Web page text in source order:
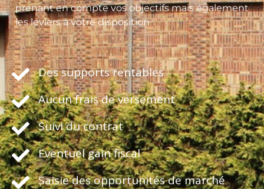
prenant en compte vos objectifs mais également
les leviers à votre disposition
Des supports rentables
Aucun frais de versement
Suivi du contrat
Eventuel gain fiscal
Saisie des opportunités de marché